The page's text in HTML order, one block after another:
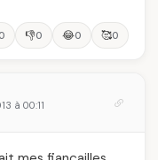
0 👎0 😂0 🥰0
à 00:11